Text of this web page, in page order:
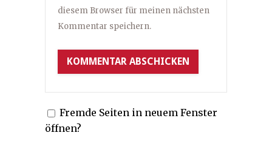
diesem Browser für meinen nächsten
Kommentar speichern.
Fremde Seiten in neuem Fenster
öffnen?